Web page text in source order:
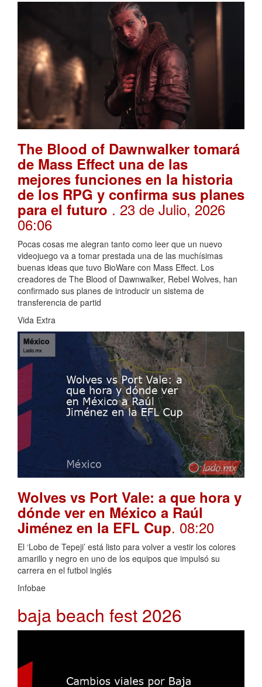
The Blood of Dawnwalker tomará
de Mass Effect una de las
mejores funciones en la historia
de los RPG y confirma sus planes
para el futuro . 23 de Julio, 2026
06:06
Pocas cosas me alegran tanto como leer que un nuevo
videojuego va a tomar prestada una de las muchísimas
buenas ideas que tuvo BioWare con Mass Effect. Los
creadores de The Blood of Dawnwalker, Rebel Wolves, han
confirmado sus planes de introducir un sistema de
transferencia de partid
Vida Extra
Wolves vs Port Vale: a que hora y
dónde ver en México a Raúl
Jiménez en la EFL Cup. 08:20
El ‘Lobo de Tepeji’ está listo para volver a vestir los colores
amarillo y negro en uno de los equipos que impulsó su
carrera en el futbol inglés
Infobae
baja beach fest 2026